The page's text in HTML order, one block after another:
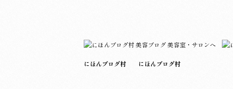
にほんブログ村 にほんブログ村